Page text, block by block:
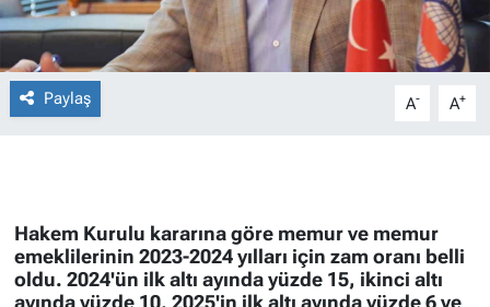
Paylaş A- A+
Hakem Kurulu kararına göre memur ve memur
emeklilerinin 2023-2024 yılları için zam oranı belli
oldu. 2024'ün ilk altı ayında yüzde 15, ikinci altı